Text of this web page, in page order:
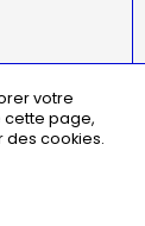
votre
cette page,
des cookies.